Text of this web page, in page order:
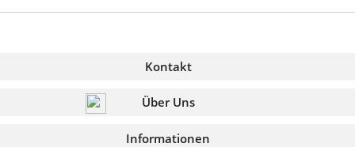
Kontakt
Über Uns
Informationen